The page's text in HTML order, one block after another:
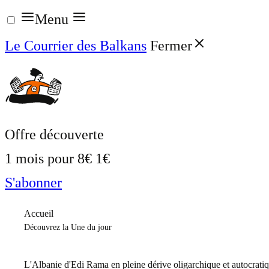
Aller
au
contenu
Menu
Le Courrier des Balkans Fermer
Offre découverte
1 mois pour 8€ 1€
S'abonner
Accueil
Découvrez la Une du jour
L'Albanie d'Edi Rama en pleine dérive oligarchique et